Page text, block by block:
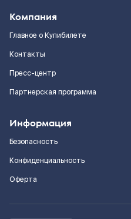
Компания
Главное о Купибилете
Контакты
Пресс-центр
Партнерская программа
Информация
Безопасность
Конфиденциальность
Оферта